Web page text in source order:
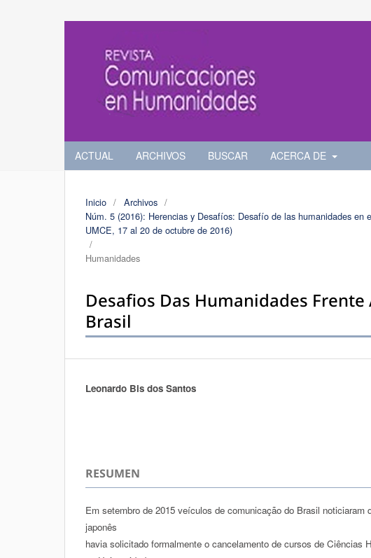
ACTUAL ARCHIVOS BUSCAR ACERCA DE
Inicio / Archivos /
Núm. 5 (2016): Herencias y Desafíos: Desafí­o de las humanidades
UMCE, 17 al 20 de octubre de 2016)
/
Humanidades
Desafios Das Humanidades
Brasil
Autores/as
Leonardo Bis dos Santos
RESUMEN
Em setembro de 2015 veículos de comunicação do Brasil noticiaram
japonês
havia solicitado formalmente o cancelamento de cursos de Ciências